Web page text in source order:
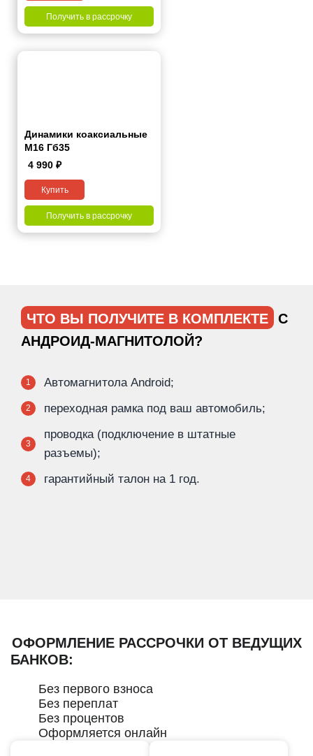
Получить в рассрочку
Динамики коаксиальные
M16 Гб35
4 990 ₽
Купить
Получить в рассрочку
ЧТО ВЫ ПОЛУЧИТЕ В КОМПЛЕКТЕ
С
АНДРОИД-МАГНИТОЛОЙ?
1 Автомагнитола Android;
2 переходная рамка под ваш автомобиль;
3
проводка (подключение в штатные
разъемы);
4 гарантийный талон на 1 год.
ОФОРМЛЕНИЕ РАССРОЧКИ ОТ ВЕДУЩИХ
БАНКОВ:
Без первого взноса
Без переплат
Без процентов
Оформляется онлайн